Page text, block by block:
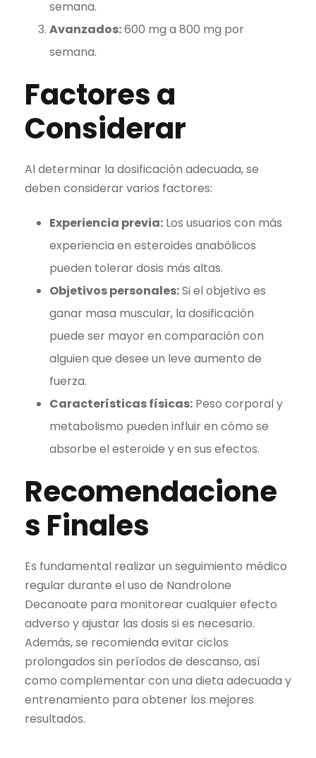
semana.
Avanzados:600 mg a 800 mg por
semana.
Factores a
Considerar
Al determinar la dosificación adecuada, se
deben considerar varios factores:
Experiencia previa: Los usuarios con más
experiencia en esteroides anabólicos
pueden tolerar dosis más altas.
Objetivos personales:Si el objetivo es
ganar masa muscular, la dosificación
puede ser mayor en comparación con
alguien que desee un leve aumento de
fuerza.
Características físicas: Peso corporal y
metabolismo pueden influir en cómo se
absorbe el esteroide y en sus efectos.
Recomendacione
s Finales
Es fundamental realizar un seguimiento médico
regular durante el uso de Nandrolone
Decanoate para monitorear cualquier efecto
adverso y ajustar las dosis si es necesario.
Además, se recomienda evitar ciclos
prolongados sin períodos de descanso, así
como complementar con una dieta adecuada y
entrenamiento para obtener los mejores
resultados.